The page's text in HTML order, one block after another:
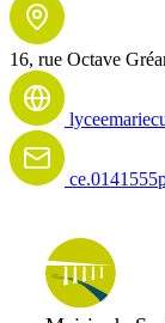
16, rue Octave